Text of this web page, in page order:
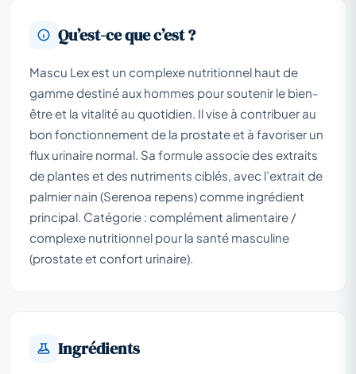
Qu’est-ce que c’est ?
Mascu Lex est un complexe nutritionnel haut de
gamme destiné aux hommes pour soutenir le bien-
être et la vitalité au quotidien. Il vise à contribuer au
bon fonctionnement de la prostate et à favoriser un
flux urinaire normal. Sa formule associe des extraits
de plantes et des nutriments ciblés, avec l’extrait de
palmier nain (Serenoa repens) comme ingrédient
principal. Catégorie : complément alimentaire /
complexe nutritionnel pour la santé masculine
(prostate et confort urinaire).
Ingrédients